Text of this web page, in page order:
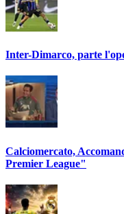
Inter-Dimarco, parte
Calciomercato,
Premier League"